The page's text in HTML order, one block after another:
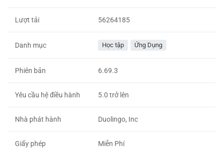
Lượt tải 56264185
Danh mục Học tập Ứng Dụng
Phiên bản 6.69.3
Yêu cầu hệ điều hành 5.0 trở lên
Nhà phát hành Duolingo, Inc
Giấy phép Miễn Phí